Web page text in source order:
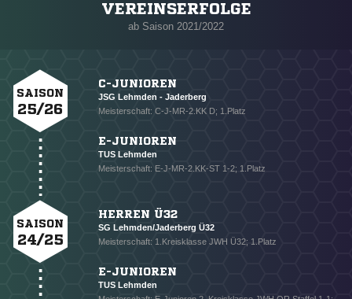
Nachricht an TuS Lehmden
VEREINSERFOLGE
ab Saison 2021/2022
SAISON
25/26
C-JUNIOREN
JSG Lehmden - Jaderberg
Meisterschaft: C-J-MR-2.KK D; 1.Platz
E-JUNIOREN
TUS Lehmden
Meisterschaft: E-J-MR-2.KK-ST 1-2; 1.Platz
SAISON
24/25
HERREN Ü32
SG Lehmden/Jaderberg Ü32
Meisterschaft: 1.Kreisklasse JWH Ü32; 1.Platz
E-JUNIOREN
TUS Lehmden